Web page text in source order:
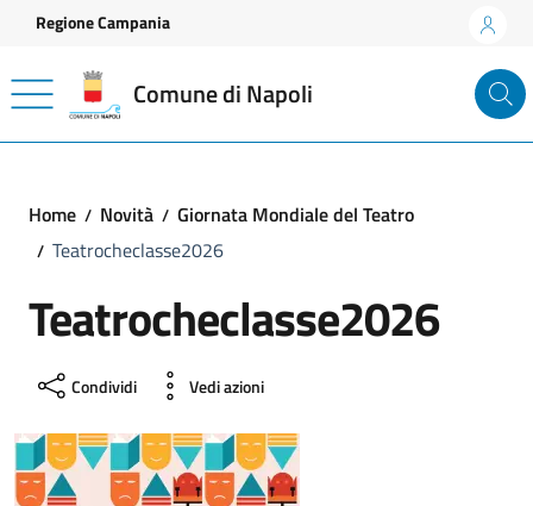
Vai ai contenuti
Vai al footer
Regione Campania
Comune di Napoli
Home Novità
Giornata Mondiale del Teatro
Teatrocheclasse2026
Teatrocheclasse2026
Condividi Vedi azioni